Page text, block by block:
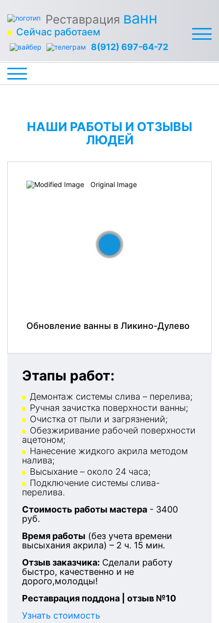
Реставрация ванн
Сейчас работаем
8(912) 697-64-72
НАШИ РАБОТЫ И ОТЗЫВЫ
ЛЮДЕЙ
Обновление ванны в Ликино-Дулево
Этапы работ:
Демонтаж системы слива – перелива;
Ручная зачистка поверхности ванны;
Очистка от пыли и загрязнений;
Обезжиривание рабочей поверхности
ацетоном;
Нанесение жидкого акрила методом
налива;
Высыхание – около 24 часа;
Подключение системы слива-
перелива.
Стоимость работы мастера - 3400
руб.
Время работы (без учета времени
высыхания акрила) – 2 ч. 15 мин.
Отзыв заказчика: Сделали работу
быстро, качественно и не
дорого,молодцы!
Реставрация поддона | отзыв №10
Узнать стоимость